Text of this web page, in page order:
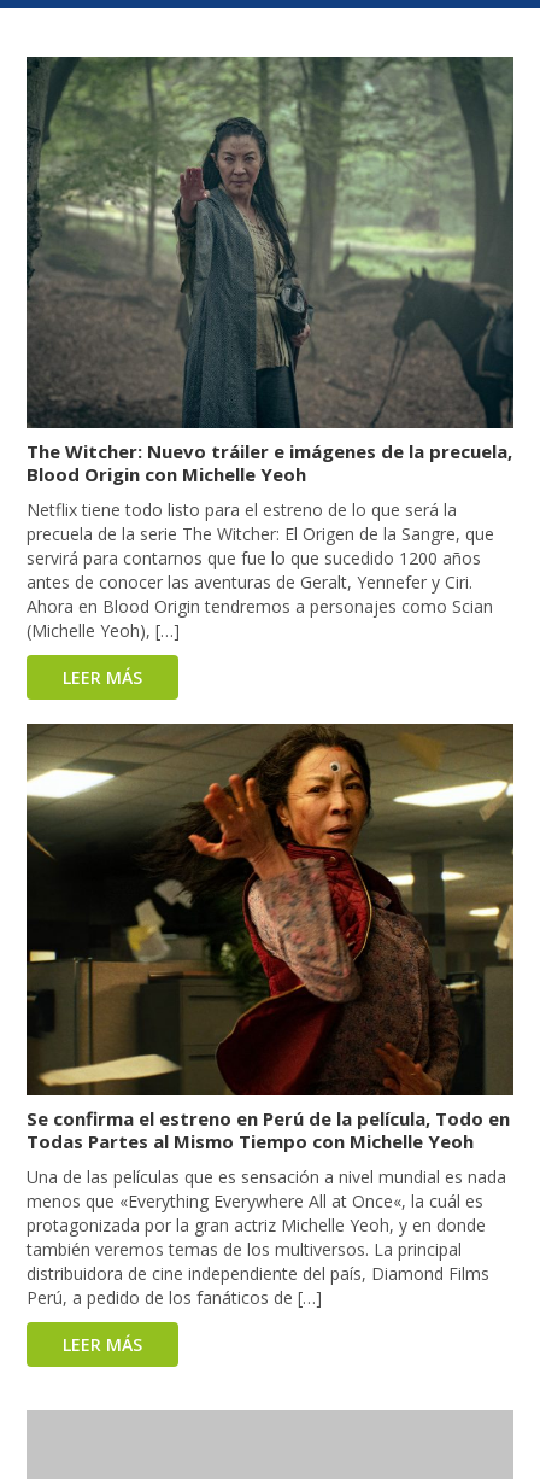
The Witcher: Nuevo tráiler e imágenes de la precuela,
Blood Origin con Michelle Yeoh
Netflix tiene todo listo para el estreno de lo que será la
precuela de la serie The Witcher: El Origen de la Sangre, que
servirá para contarnos que fue lo que sucedido 1200 años
antes de conocer las aventuras de Geralt, Yennefer y Ciri.
Ahora en Blood Origin tendremos a personajes como Scian
(Michelle Yeoh), […]
LEER MÁS
Se confirma el estreno en Perú de la película, Todo en
Todas Partes al Mismo Tiempo con Michelle Yeoh
Una de las películas que es sensación a nivel mundial es nada
menos que «Everything Everywhere All at Once«, la cuál es
protagonizada por la gran actriz Michelle Yeoh, y en donde
también veremos temas de los multiversos. La principal
distribuidora de cine independiente del país, Diamond Films
Perú, a pedido de los fanáticos de […]
LEER MÁS